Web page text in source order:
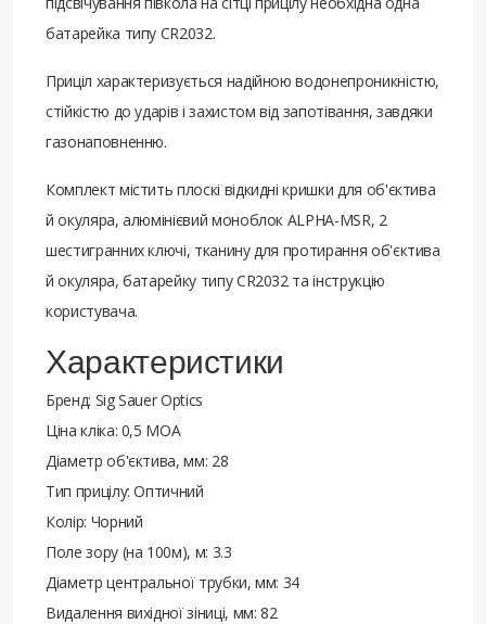
батарейка типу CR2032.
Приціл характеризується надійною водонепроникністю,
стійкістю до ударів і захистом від запотівання, завдяки
газонаповненню.
Комплект містить плоскі відкидні кришки для об'єктива
й окуляра, алюмінієвий моноблок ALPHA-MSR, 2
шестигранних ключі, тканину для протирання об'єктива
й окуляра, батарейку типу CR2032 та інструкцію
користувача.
Характеристики
Бренд: Sig Sauer Optics
Ціна кліка: 0,5 МОА
Діаметр об'єктива, мм: 28
Тип прицілу: Оптичний
Колір: Чорний
Поле зору (на 100м), м: 3.3
Діаметр центральної трубки, мм: 34
Видалення вихідної зіниці, мм: 82